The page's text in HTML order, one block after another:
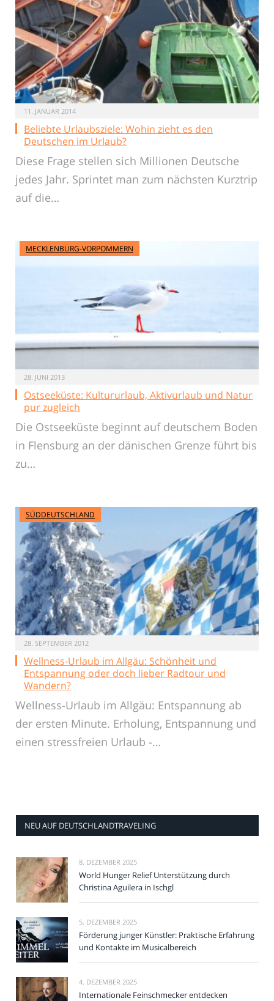
11. JANUAR 2014
Beliebte Urlaubsziele: Wohin zieht es den
Deutschen im Urlaub?
Diese Frage stellen sich Millionen Deutsche
jedes Jahr. Sprintet man zum nächsten Kurztrip
auf die…
MECKLENBURG-VORPOMMERN
28. JUNI 2013
Ostseeküste: Kultururlaub, Aktivurlaub und Natur
pur zugleich
Die Ostseeküste beginnt auf deutschem Boden
in Flensburg an der dänischen Grenze führt bis
zu…
SÜDDEUTSCHLAND
28. SEPTEMBER 2012
Wellness-Urlaub im Allgäu: Schönheit und
Entspannung oder doch lieber Radtour und
Wandern?
Wellness-Urlaub im Allgäu: Entspannung ab
der ersten Minute. Erholung, Entspannung und
einen stressfreien Urlaub -…
NEU AUF DEUTSCHLANDTRAVELING
8. DEZEMBER 2025
World Hunger Relief Unterstützung durch
Christina Aguilera in Ischgl
5. DEZEMBER 2025
Förderung junger Künstler: Praktische Erfahrung
und Kontakte im Musicalbereich
4. DEZEMBER 2025
Internationale Feinschmecker entdecken